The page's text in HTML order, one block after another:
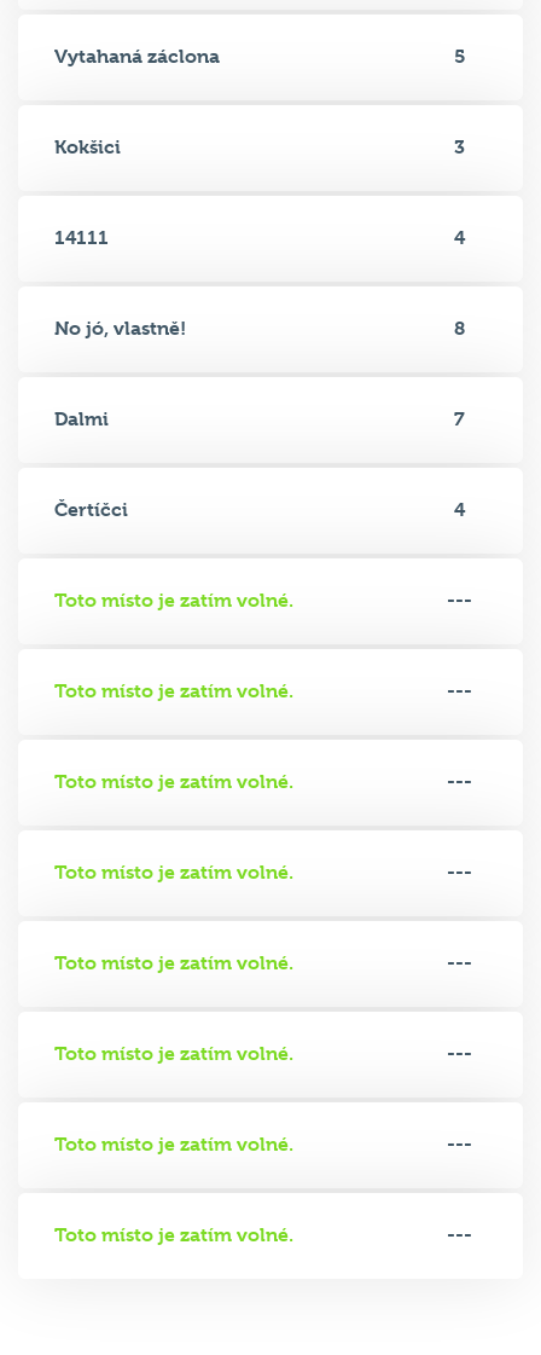
Vytahaná záclona 5
Kokšici 3
14111 4
No jó, vlastně! 8
Dalmi 7
Čertíčci 4
Toto místo je zatím volné. ---
Toto místo je zatím volné. ---
Toto místo je zatím volné. ---
Toto místo je zatím volné. ---
Toto místo je zatím volné. ---
Toto místo je zatím volné. ---
Toto místo je zatím volné. ---
Toto místo je zatím volné. ---